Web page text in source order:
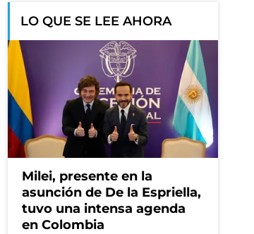
LO QUE SE LEE AHORA
Milei, presente en la
asunción de De la Espriella,
tuvo una intensa agenda
en Colombia